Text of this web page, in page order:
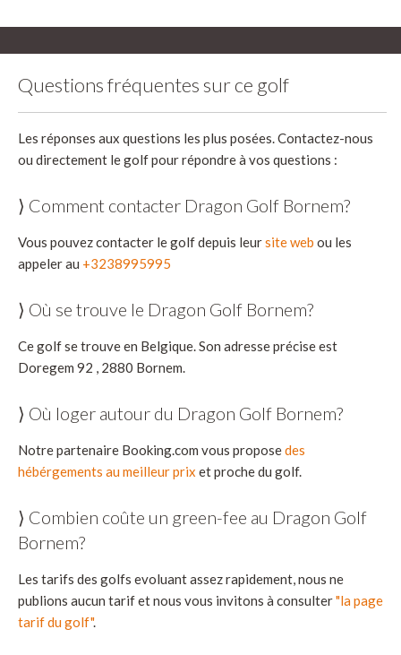
Questions fréquentes sur ce golf
Les réponses aux questions les plus posées. Contactez-nous
ou directement le golf pour répondre à vos questions :
⟩ Comment contacter Dragon Golf Bornem?
Vous pouvez contacter le golf depuis leursite web ou les
appeler au +3238995995
⟩ Où se trouve le Dragon Golf Bornem?
Ce golf se trouve en Belgique. Son adresse précise est
Doregem 92 , 2880 Bornem.
⟩ Où loger autour du Dragon Golf Bornem?
Notre partenaire Booking.com vous proposedes
hébérgements au meilleur prix et proche du golf.
⟩ Combien coûte un green-fee au Dragon Golf
Bornem?
Les tarifs des golfs evoluant assez rapidement, nous ne
publions aucun tarif et nous vous invitons à consulter"la page
tarif du golf".